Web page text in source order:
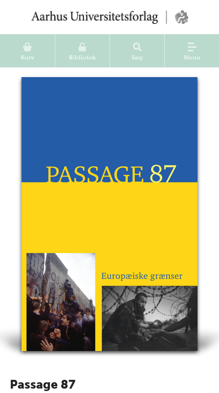
Kurv Bibliotek Søg Menu
Passage 87